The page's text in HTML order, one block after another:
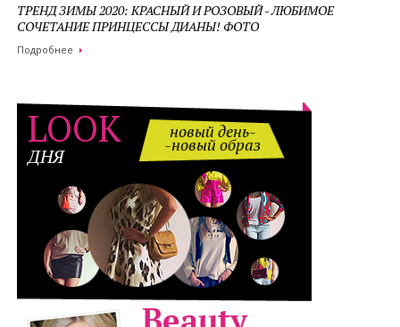
ТРЕНД ЗИМЫ 2020: КРАСНЫЙ И РОЗОВЫЙ - ЛЮБИМОЕ
СОЧЕТАНИЕ ПРИНЦЕССЫ ДИАНЫ! ФОТО
Подробнее
LOOK
ДНЯ
новый день-
-новый образ